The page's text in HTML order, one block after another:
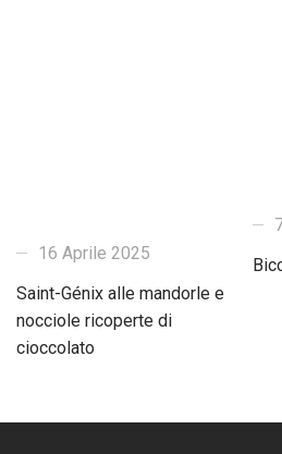
16 Aprile 2025
Saint-Génix alle mandorle e
nocciole ricoperte di
cioccolato